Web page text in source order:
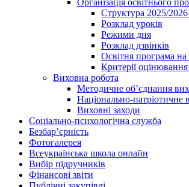
Організація освітнього
Структура 2025/
Розклад уроків
Режими дня
Розклад дзвінків
Освітня програма
Критерії
Виховна робота
Методичне об’єднання
Національно-патріотичне
Виховні заходи
Соціально-психологічна служба
Безбар’єрність
Фотогалерея
Всеукраїнська школа онлайн
Вибір підручників
Фінансові звіти